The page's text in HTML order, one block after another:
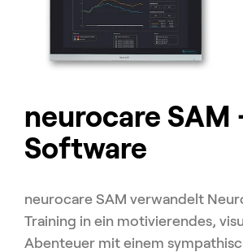
neurocare SAM
Software
neurocare SAM verwandelt
Training in ein motivierendes,
Abenteuer mit einem